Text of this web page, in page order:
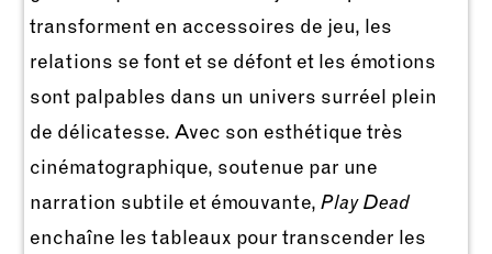
transforment en accessoires de jeu, les
relations se font et se défont et les émotions
sont palpables dans un univers surréel plein
de délicatesse. Avec son esthétique très
cinématographique, soutenue par une
narration subtile et émouvante, Play Dead
enchaîne les tableaux pour transcender les